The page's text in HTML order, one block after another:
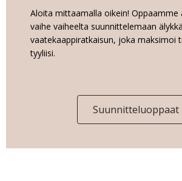
Aloita mittaamalla oikein! Oppaamme
vaihe vaiheelta suunnittelemaan
vaatekaappiratkaisun, joka maksimoi
tyyliisi.
Suunnitteluoppaat